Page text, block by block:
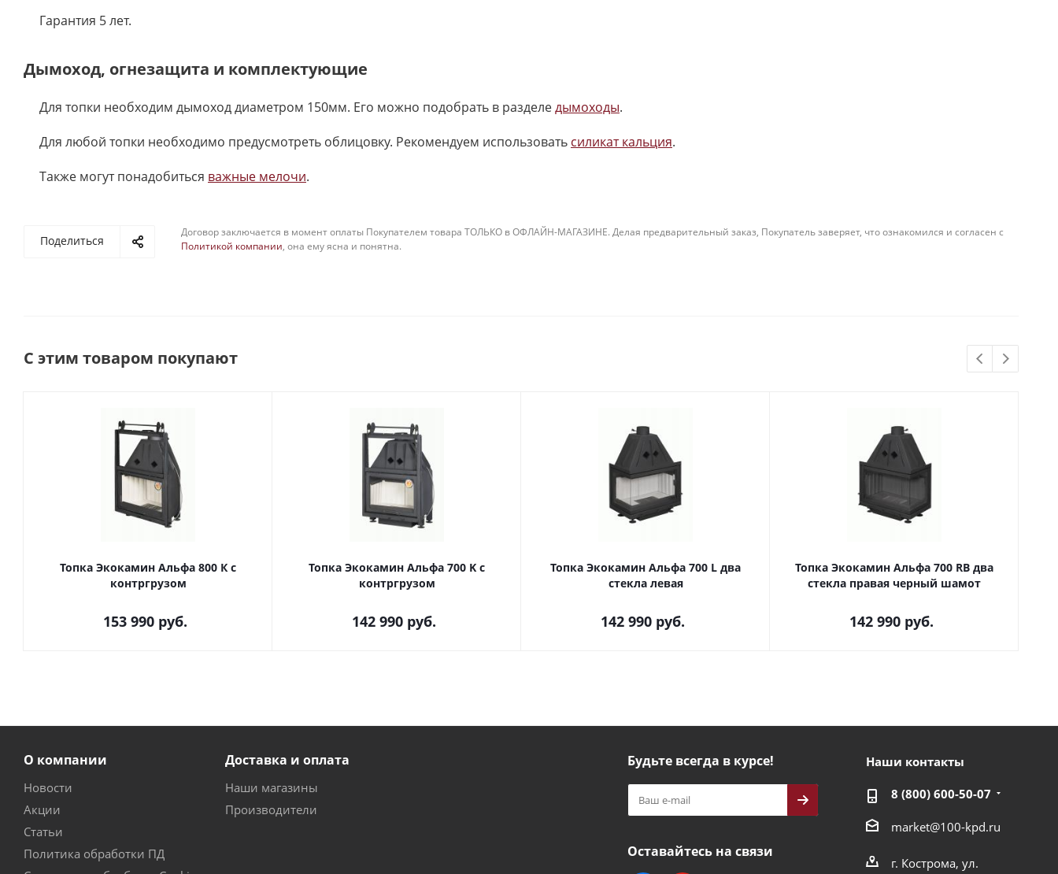
Гарантия 5 лет.
Дымоход, огнезащита и комплектующие
Для топки необходим дымоход диаметром 150мм. Его можно подобрать в разделедымоходы.
Для любой топки необходимо предусмотреть облицовку. Рекомендуем использовать силикат кальция.
Также могут понадобиться важные мелочи.
Поделиться
Договор заключается в момент оплаты Покупателем товара ТОЛЬКО в ОФЛАЙН-МАГАЗИНЕ. Делая предварительный заказ, Покупатель заверяет, что ознакомился и согласен с
Политикой компании, она ему ясна и понятна.
С этим товаром покупают
Топка Экокамин Альфа 800 К с
контргрузом
153 990 руб.
Топка Экокамин Альфа 700 K с
контргрузом
142 990 руб.
Топка Экокамин Альфа 700 L два
стекла левая
142 990 руб.
Топка Экокамин Альфа 700 RB два
стекла правая черный шамот
142 990 руб.
О компании
Новости
Акции
Статьи
Политика обработки ПД
Доставка и оплата
Наши магазины
Производители
Будьте всегда в курсе!
Оставайтесь на связи
Наши контакты
8 (800) 600-50-07
market@100-kpd.ru
г. Кострома, ул.